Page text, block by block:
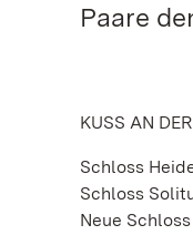
Paare
KUSS AN
Schloss
Schloss
Neue